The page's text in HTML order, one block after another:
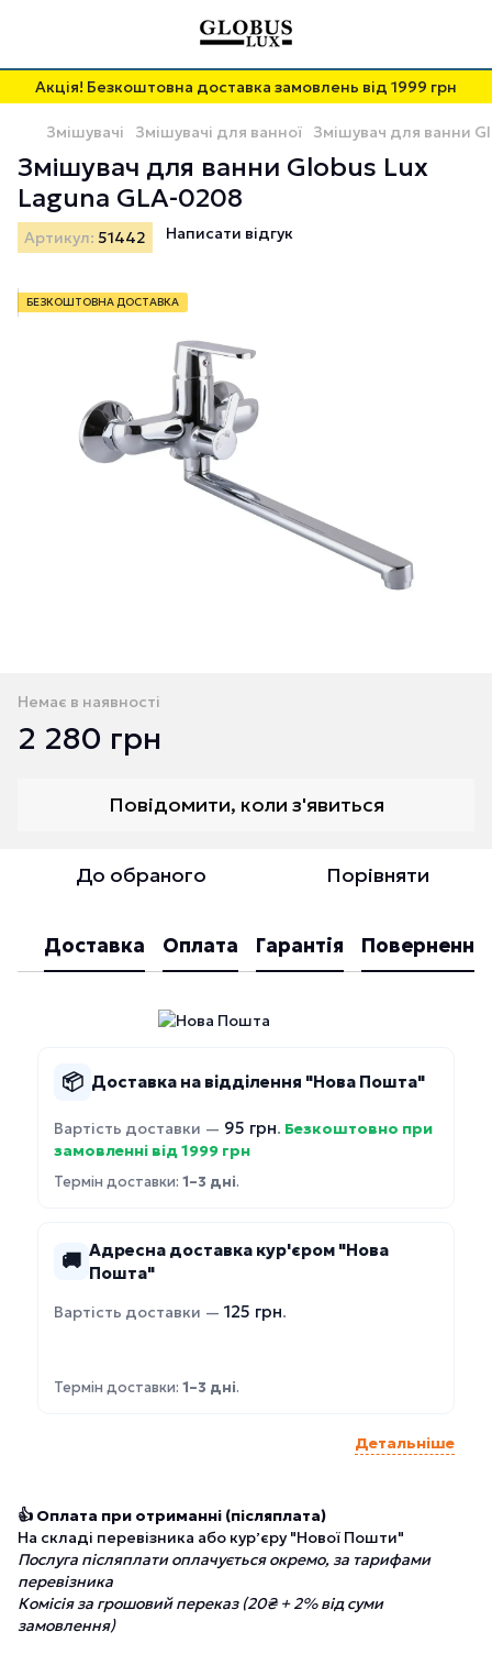
Акція! Безкоштовна доставка замовлень від 1999 грн
Змішувачі Змішувачі для ванної Змішувач для ванни
Змішувач для ванни Globus Lux
Laguna GLA-0208
Артикул: 51442 Написати відгук
БЕЗКОШТОВНА ДОСТАВКА
Немає в наявності
2 280 грн
Повідомити, коли з'явиться
До обраного Порівняти
Доставка Оплата Гарантія Повернення
📦 Доставка на відділення "Нова Пошта"
Вартість доставки — 95 грн. Безкоштовно при
замовленні від 1999 грн
Термін доставки: 1–3 дні.
🚚 Адресна доставка кур'єром "Нова
Пошта"
Вартість доставки — 125 грн.
Термін доставки: 1–3 дні.
Детальніше
👍 Оплата при отриманні (післяплата)
На складі перевізника або курʼєру "Нової Пошти"
Послуга післяплати оплачується окремо, за тарифами
перевізника
Комісія за грошовий переказ (20₴ + 2% від суми
замовлення)